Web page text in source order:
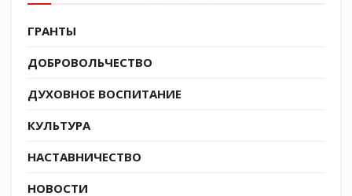
активное участие в боевых действиях на 1-м
Белорусском и втором украинских фронтах.
ГРАНТЫ
ДОБРОВОЛЬЧЕСТВО
ДУХОВНОЕ ВОСПИТАНИЕ
КУЛЬТУРА
НАСТАВНИЧЕСТВО
НОВОСТИ